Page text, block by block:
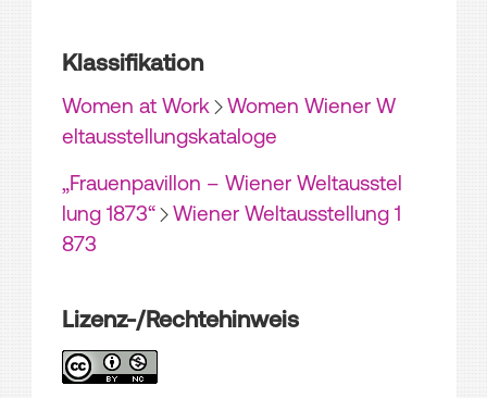
Klassifikation
Women at Work
Women Wiener W
eltausstellungskataloge
„Frauenpavillon – Wiener Weltausstel
lung 1873“
Wiener Weltausstellung 1
873
Lizenz-/Rechtehinweis